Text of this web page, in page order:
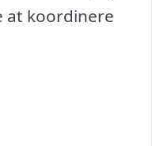
at koordinere